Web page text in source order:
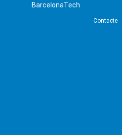
BarcelonaTech
Contacte